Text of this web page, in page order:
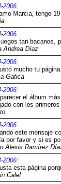
2006:
Marcia, tengo
2006:
tan bacanos,
Andrea Díaz
2006:
mucho tu
Gatica
2006:
el álbum
con los
2006:
este mensaje
por favor y si es
Alexis Ramírez
2006:
esta página
Calel